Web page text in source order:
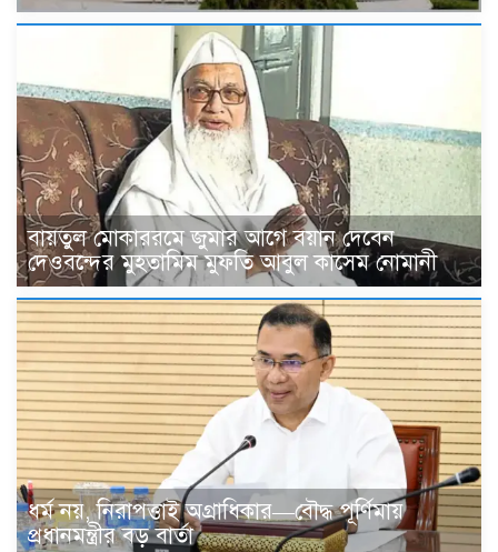
বায়তুল মোকাররমে জুমার আগে বয়ান দেবেন
দেওবন্দের মুহতামিম মুফতি আবুল কাসেম নোমানী
ধর্ম নয়, নিরাপত্তাই অগ্রাধিকার—বৌদ্ধ পূর্ণিমায়
প্রধানমন্ত্রীর বড় বার্তা